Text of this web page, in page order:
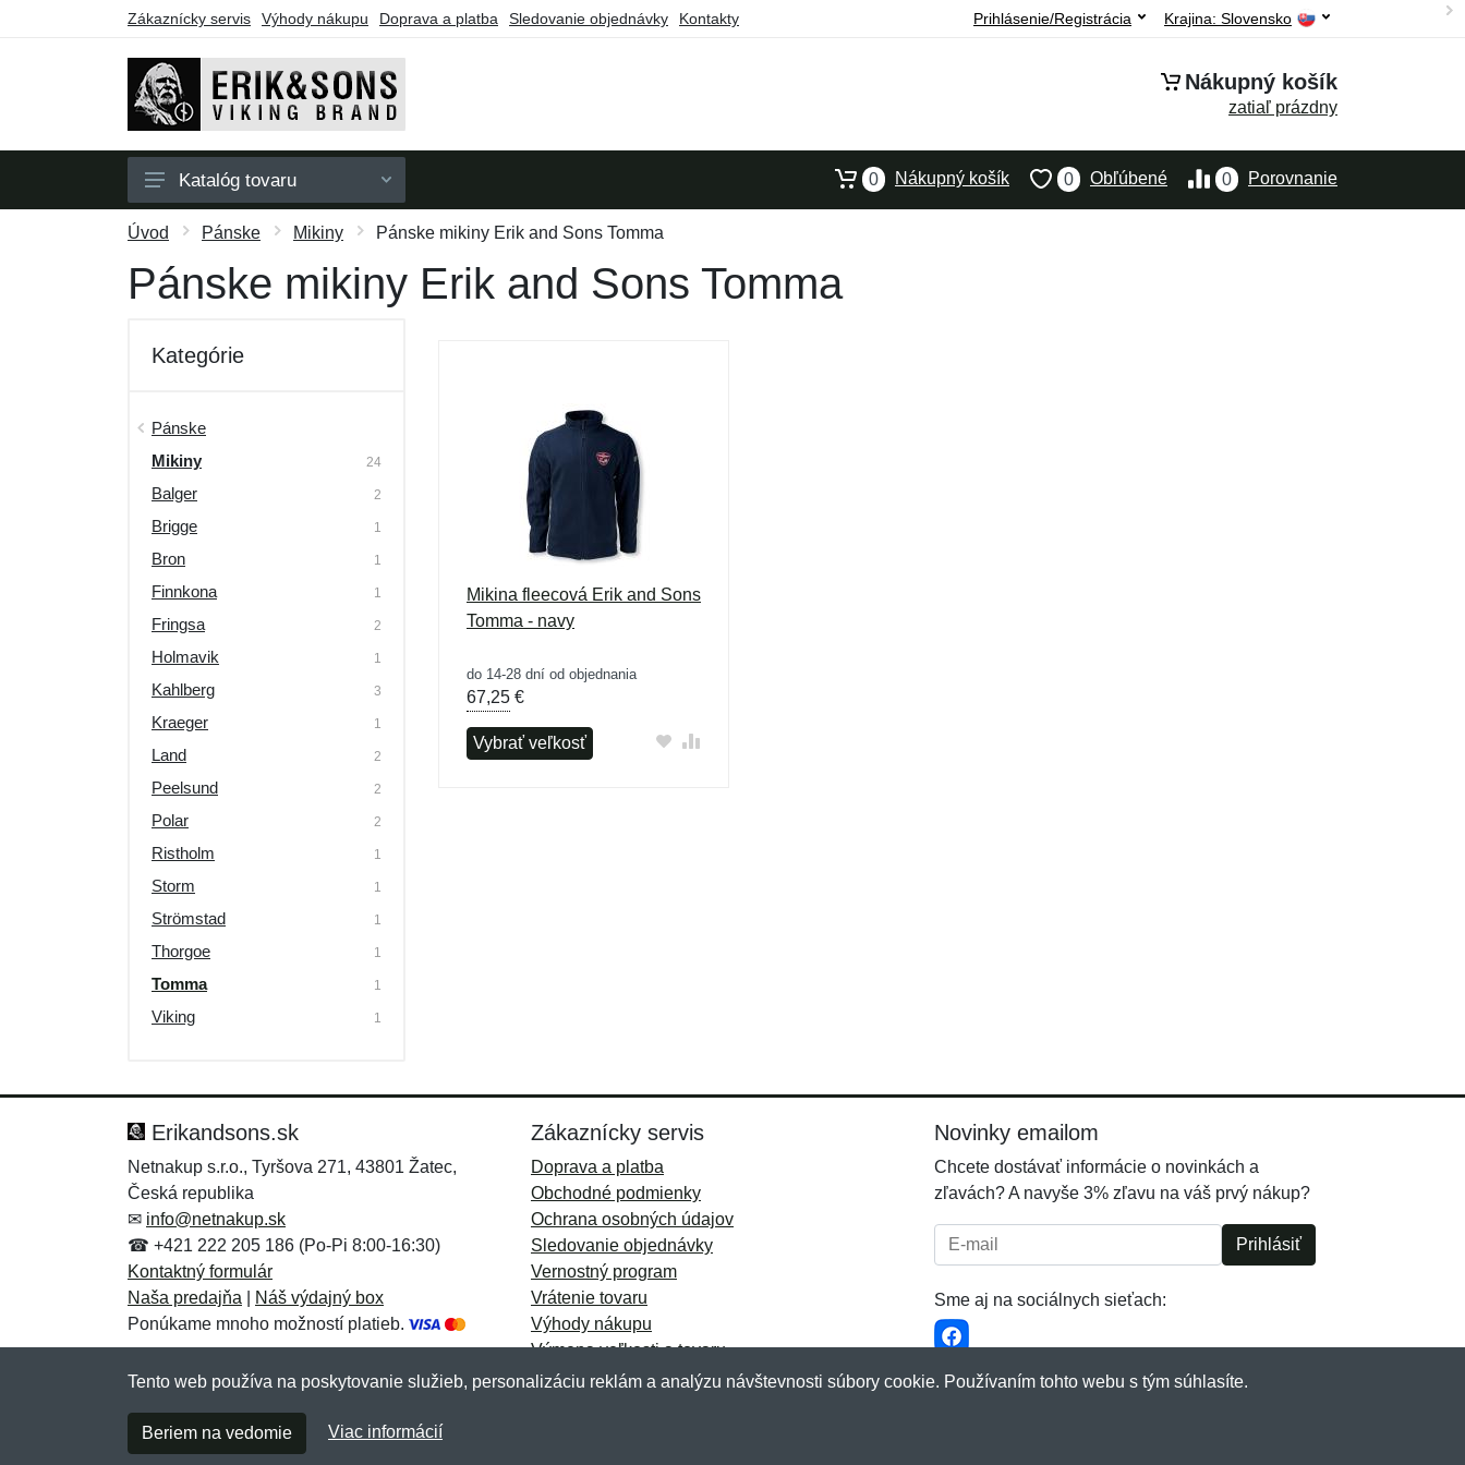
Zákaznícky servis Výhody nákupu Doprava a platba Sledovanie objednávky Kontakty Krajina: Slovensko
Prihlásenie/Registrácia
Nákupný košík
zatiaľ prázdny
Pánske
Dámske
Darčekové poukazy
Katalóg tovaru 0 Porovnanie
0 Obľúbené
0 Nákupný košík
Úvod Pánske Mikiny Pánske mikiny Erik and Sons Tomma
Pánske mikiny Erik and Sons Tomma
Kategórie
Pánske
Mikiny
24
Balger 2
Brigge 1
Bron 1
Finnkona 1
Fringsa 2
Holmavik 1
Kahlberg 3
Kraeger 1
Land 2
Peelsund 2
Polar 2
Ristholm 1
Storm 1
Strömstad 1
Thorgoe 1
Tomma 1
Viking 1
Mikina fleecová Erik and Sons
Tomma - navy
do 14-28 dní od objednania
67,25 €
Vybrať veľkosť
Erikandsons.sk
Netnakup s.r.o., Tyršova 271, 43801 Žatec,
Česká republika
✉ info@netnakup.sk
☎ +421 222 205 186 (Po-Pi 8:00-16:30)
Kontaktný formulár
Naša predajňa
Náš výdajný box
Ponúkame mnoho možností platieb.
Zákaznícky servis
Doprava a platba
Obchodné podmienky
Ochrana osobných údajov
Sledovanie objednávky
Vernostný program
Vrátenie tovaru
Výhody nákupu
Výmena veľkosti a tovaru
Viac informácií...
Novinky emailom
Chcete dostávať informácie o novinkách a
zľavách? A navyše 3% zľavu na váš prvý nákup?
E-mail: Prihlásiť
Sme aj na sociálnych sieťach:
Copyright © 2007-2026 (19 rokov s vami)
Tento web používa na poskytovanie služieb, personalizáciu reklám a analýzu návštevnosti súbory cookie. Používaním tohto webu s tým súhlasíte.
Beriem na vedomie Viac informácií